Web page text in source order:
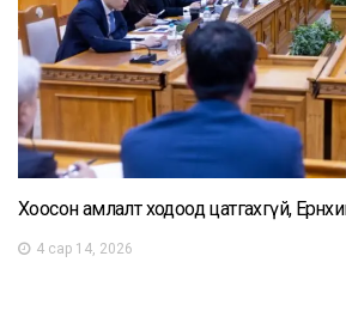
Хоосон амлалт ходоод цатгахгүй,
4 сар 14, 2026